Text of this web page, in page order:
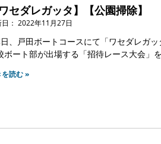
ワセダレガッタ】【公園掃除】
2022年11月27日
、戸田ボートコースにて「ワセダレガ
ボート部が出場する「招待レース大会」
読む »